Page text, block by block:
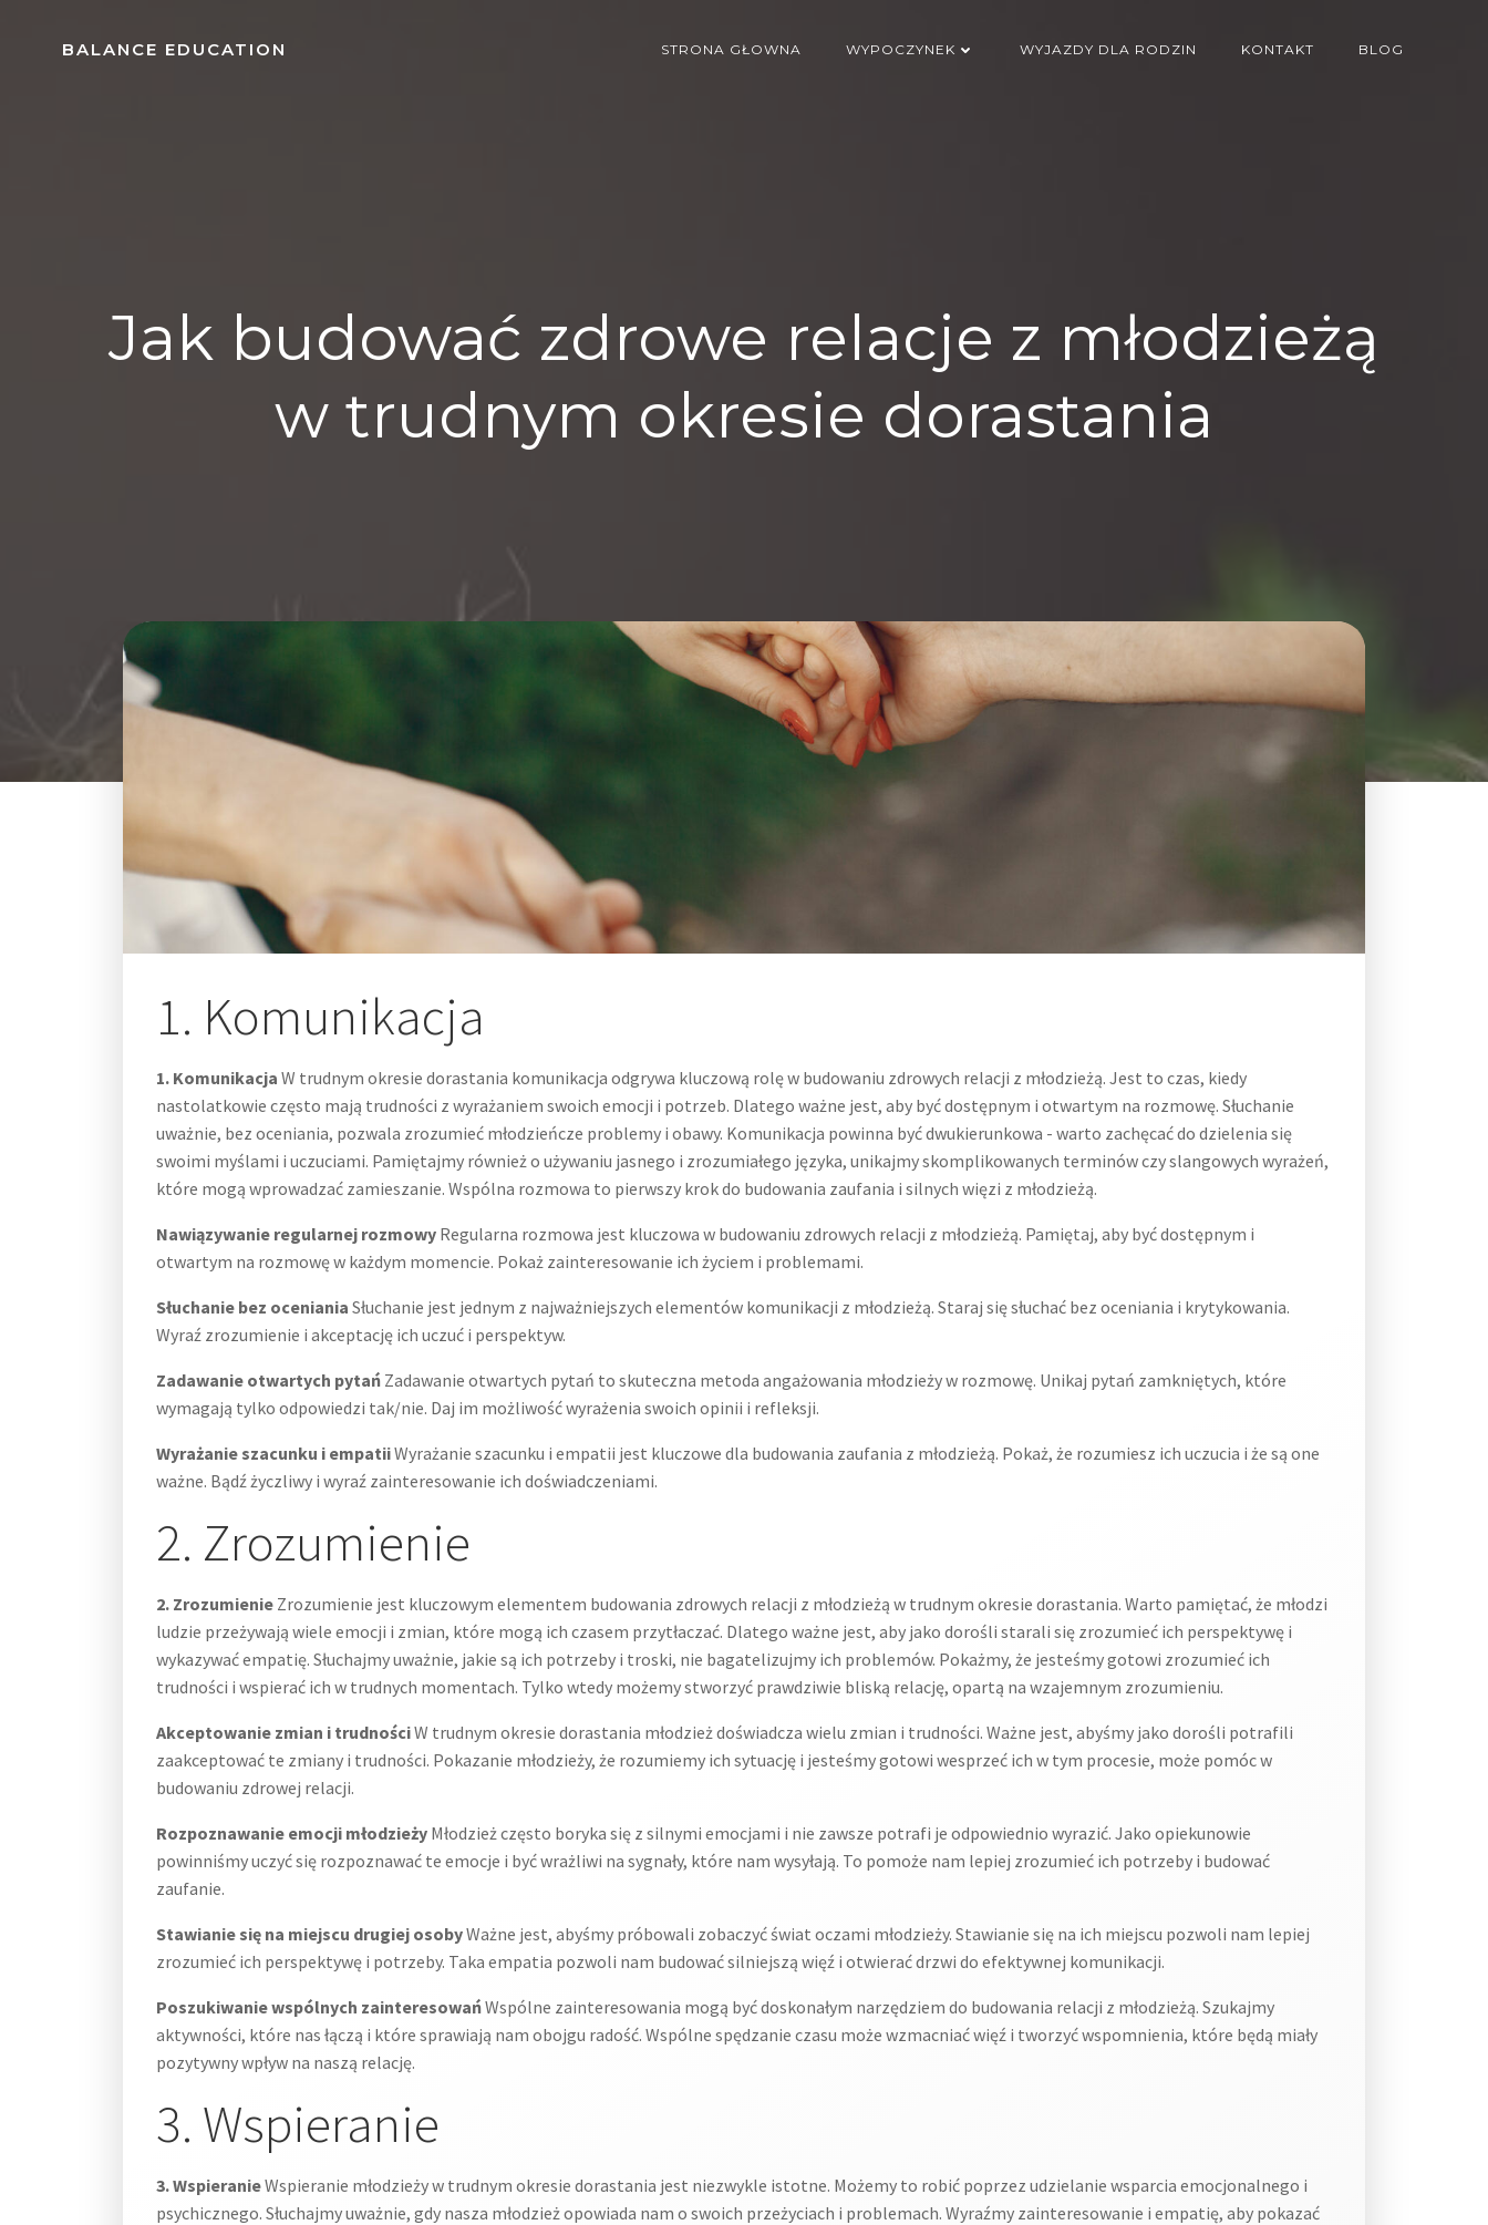
BALANCE EDUCATION STRONA GŁOWNA WYPOCZYNEK WYJAZDY DLA RODZIN KONTAKT BLOG
Jak budować zdrowe relacje z młodzieżą
w trudnym okresie dorastania
1. Komunikacja
1. Komunikacja W trudnym okresie dorastania komunikacja odgrywa kluczową rolę w budowaniu zdrowych relacji z młodzieżą. Jest to czas, kiedy
nastolatkowie często mają trudności z wyrażaniem swoich emocji i potrzeb. Dlatego ważne jest, aby być dostępnym i otwartym na rozmowę. Słuchanie
uważnie, bez oceniania, pozwala zrozumieć młodzieńcze problemy i obawy. Komunikacja powinna być dwukierunkowa - warto zachęcać do dzielenia się
swoimi myślami i uczuciami. Pamiętajmy również o używaniu jasnego i zrozumiałego języka, unikajmy skomplikowanych terminów czy slangowych wyrażeń,
które mogą wprowadzać zamieszanie. Wspólna rozmowa to pierwszy krok do budowania zaufania i silnych więzi z młodzieżą.
Nawiązywanie regularnej rozmowy Regularna rozmowa jest kluczowa w budowaniu zdrowych relacji z młodzieżą. Pamiętaj, aby być dostępnym i
otwartym na rozmowę w każdym momencie. Pokaż zainteresowanie ich życiem i problemami.
Słuchanie bez oceniania Słuchanie jest jednym z najważniejszych elementów komunikacji z młodzieżą. Staraj się słuchać bez oceniania i krytykowania.
Wyraź zrozumienie i akceptację ich uczuć i perspektyw.
Zadawanie otwartych pytań Zadawanie otwartych pytań to skuteczna metoda angażowania młodzieży w rozmowę. Unikaj pytań zamkniętych, które
wymagają tylko odpowiedzi tak/nie. Daj im możliwość wyrażenia swoich opinii i refleksji.
Wyrażanie szacunku i empatiiWyrażanie szacunku i empatii jest kluczowe dla budowania zaufania z młodzieżą. Pokaż, że rozumiesz ich uczucia i że są one
ważne. Bądź życzliwy i wyraź zainteresowanie ich doświadczeniami.
2. Zrozumienie
2. Zrozumienie Zrozumienie jest kluczowym elementem budowania zdrowych relacji z młodzieżą w trudnym okresie dorastania. Warto pamiętać, że młodzi
ludzie przeżywają wiele emocji i zmian, które mogą ich czasem przytłaczać. Dlatego ważne jest, aby jako dorośli starali się zrozumieć ich perspektywę i
wykazywać empatię. Słuchajmy uważnie, jakie są ich potrzeby i troski, nie bagatelizujmy ich problemów. Pokażmy, że jesteśmy gotowi zrozumieć ich
trudności i wspierać ich w trudnych momentach. Tylko wtedy możemy stworzyć prawdziwie bliską relację, opartą na wzajemnym zrozumieniu.
Akceptowanie zmian i trudnościW trudnym okresie dorastania młodzież doświadcza wielu zmian i trudności. Ważne jest, abyśmy jako dorośli potrafili
zaakceptować te zmiany i trudności. Pokazanie młodzieży, że rozumiemy ich sytuację i jesteśmy gotowi wesprzeć ich w tym procesie, może pomóc w
budowaniu zdrowej relacji.
Rozpoznawanie emocji młodzieży Młodzież często boryka się z silnymi emocjami i nie zawsze potrafi je odpowiednio wyrazić. Jako opiekunowie
powinniśmy uczyć się rozpoznawać te emocje i być wrażliwi na sygnały, które nam wysyłają. To pomoże nam lepiej zrozumieć ich potrzeby i budować
zaufanie.
Stawianie się na miejscu drugiej osobyWażne jest, abyśmy próbowali zobaczyć świat oczami młodzieży. Stawianie się na ich miejscu pozwoli nam lepiej
zrozumieć ich perspektywę i potrzeby. Taka empatia pozwoli nam budować silniejszą więź i otwierać drzwi do efektywnej komunikacji.
Poszukiwanie wspólnych zainteresowańWspólne zainteresowania mogą być doskonałym narzędziem do budowania relacji z młodzieżą. Szukajmy
aktywności, które nas łączą i które sprawiają nam obojgu radość. Wspólne spędzanie czasu może wzmacniać więź i tworzyć wspomnienia, które będą miały
pozytywny wpływ na naszą relację.
3. Wspieranie
3. WspieranieWspieranie młodzieży w trudnym okresie dorastania jest niezwykle istotne. Możemy to robić poprzez udzielanie wsparcia emocjonalnego i
psychicznego. Słuchajmy uważnie, gdy nasza młodzież opowiada nam o swoich przeżyciach i problemach. Wyraźmy zainteresowanie i empatię, aby pokazać